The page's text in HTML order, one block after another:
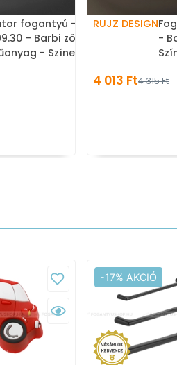
fogantyú - 160 mm -
- Barbi zöld -
- Színes műanyag
RUJZ DESIGN
-
4 013 Ft4 315 Ft
-17% AKCIÓ